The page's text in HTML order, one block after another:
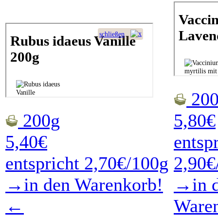
200g
5,40€
entspricht 2,70€/100g
→in den Warenkorb!
←
5,80€
→in